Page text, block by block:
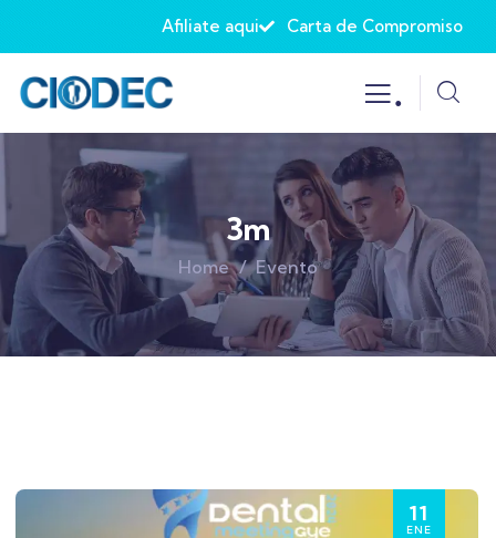
Afiliate aqui Carta de Compromiso
.
3m
Home Evento
11
ENE